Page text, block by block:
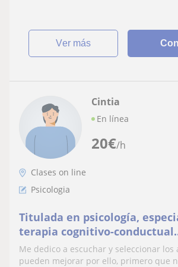
ver más
20€/h
Cintia
En línea
Clases on line
Psicologia
Titulada en psicología,
terapia cognitivo-conductual.
Actualmente
general sanitaria.
Me dedico a escuchar y seleccionar los
pueden mejorar por ello, primero que